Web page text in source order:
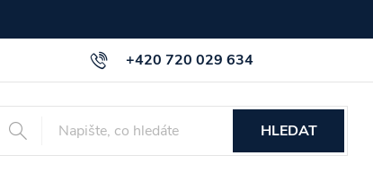
+420 720 029 634
GDPR info a směrnice Kontakt
HLEDAT